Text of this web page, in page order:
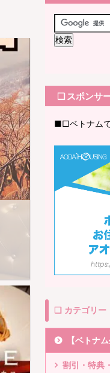
❏ スポンサ
■□ベトナム
❏ カテゴリー
【ベトナ
割引・特典